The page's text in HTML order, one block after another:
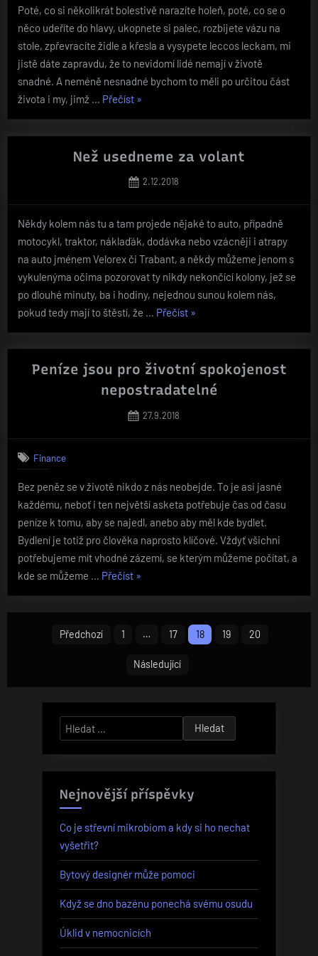
Poté, co si několikrát bolestivě narazíte holeň, poté, co se o
něco udeříte do hlavy, ukopnete si palec, rozbijete vázu na
stole, zpřevracíte židle a křesla a vysypete leccos leckam, mi
jistě dáte zapravdu, že to nevidomí lidé nemají v životě
snadné. A neméně nesnadné bychom to měli po určitou část
života i my, jimž … Přečíst„Světla
zapotřebí“
»
Než usedneme za volant
Posted
2.12.2018
Někdy kolem nás tu a tam projede nějaké to auto, případně
motocykl, traktor, náklaďák, dodávka nebo vzácněji i atrapy
na auto jménem Velorex či Trabant, a někdy můžeme jenom s
vykulenýma očima pozorovat ty nikdy nekončící kolony, jež se
po dlouhé minuty, ba i hodiny, nejednou sunou kolem nás,
pokud tedy mají to štěstí, že … Přečíst„Než
za
volant“
»
Peníze jsou pro životní spokojenost
nepostradatelné
Posted
27.9.2018
Finance
Bez peněz se v životě nikdo z nás neobejde. To je asi jasné
každému, neboť i ten největší asketa potřebuje čas od času
peníze k tomu, aby se najedl, anebo aby měl kde bydlet.
Bydlení je totiž pro člověka naprosto klíčové. Vždyť všichni
potřebujeme mít vhodné zázemí, se kterým můžeme počítat, a
kde se můžeme … Přečíst„Peníze
spokojenost
nepostradatelné“
»
Stránkování
Předchozí 1 … 17 18 19 20
Následující
Vyhledávání
Nejnovější příspěvky
Co je střevní mikrobiom a kdy si ho nechat
vyšetřit?
Bytový designér může pomoci
Když se dno bazénu ponechá svému osudu
Úklid v nemocnicích